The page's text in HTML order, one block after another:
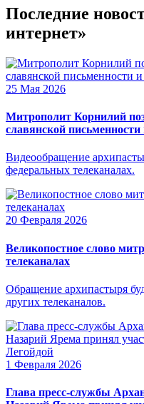
Последние
интернет»
25 Мая 2026
Митрополит Корнилий
славянской
Видеообращение
федеральных телеканалах.
20 Февраля 2026
Великопостное слово
телеканалах
Обращение архипастыря
других телеканалов.
1 Февраля 2026
Глава пресс-службы